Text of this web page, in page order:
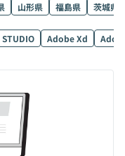
山形県 福島県
茨城県
STUDIO Adobe Xd